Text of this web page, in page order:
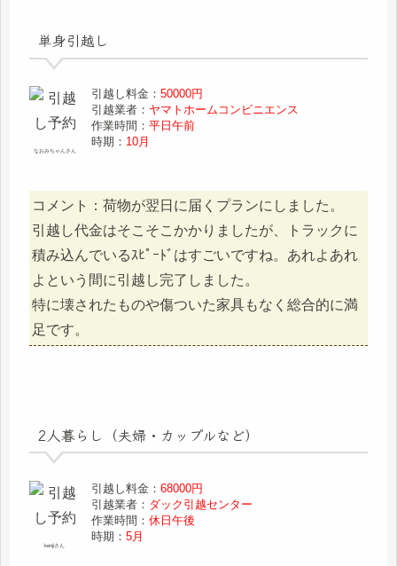
単身引越し
なおみちゃんさん
引越し料金：50000円
引越業者： ヤマトホームコンビニエンス
作業時間：平日午前
時期： 10月
コメント：荷物が翌日に届くプランにしました。
引越し代金はそこそこかかりましたが、トラックに
積み込んでいるｽﾋﾟｰﾄﾞはすごいですね。あれよあれ
よという間に引越し完了しました。
特に壊されたものや傷ついた家具もなく総合的に満
足です。
2人暮らし（夫婦・カップルなど）
kenjiさん
引越し料金：68000円
引越業者： ダック引越センター
作業時間：休日午後
時期：5月